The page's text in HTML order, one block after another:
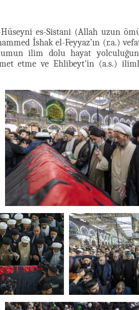
es-Sistani (Allah uzun
İshak el-Feyyaz’ın (r.a.)
ilim dolu hayat
etme ve Ehlibeyt'in (a.s.)